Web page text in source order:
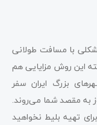
با مسافت طولانی
این روش مزایایی هم
بزرگ ایران سفر
به مقصد شما می‌روند.
تهیه بلیط نخواهید